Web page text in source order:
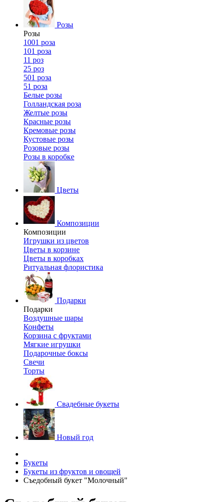
Розы
Розы
1001 роза
101 роза
11 роз
25 роз
501 роза
51 роза
Белые розы
Голландская роза
Желтые розы
Красные розы
Кремовые розы
Кустовые розы
Розовые розы
Розы в коробке
Цветы
Композиции
Композиции
Игрушки из цветов
Цветы в корзине
Цветы в коробках
Ритуальная флористика
Подарки
Подарки
Воздушные шары
Конфеты
Корзина с фруктами
Мягкие игрушки
Подарочные боксы
Свечи
Торты
Свадебные букеты
Новый год
Букеты
Букеты из фруктов и овощей
Съедобный букет "Молочный"